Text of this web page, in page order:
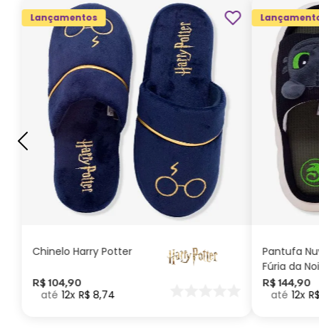
Lançamentos
Chinelo Harry Potter
R$ 104,90
12 R$ 8,74
G GG M P
ADICIONAR AO
CARRINHO
Pantufa
Fúria da
Como
seu Dragão
R$ 144,90
12 R$